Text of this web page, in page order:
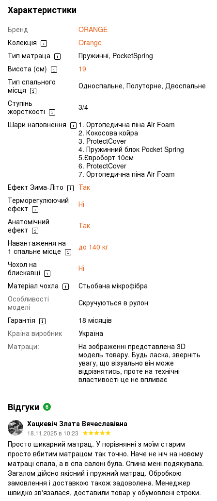
Характеристики
Бренд
ORANGE
Колекція
Orange
Тип матраца
Пружинні, PocketSpring
Висота (см)
19
Тип спального
місця
Односпальне, Полуторне, Двоспальне
Ступінь
жорсткості
3/4
Шари наповнення
1. Ортопедична піна Air Foam
2. Кокосова койра
3. ProtectCover
4. Пружинний блок Pocket Spring
5.Євроборт 10см
6. ProtectCover
7. Ортопедична піна Air Foam
Ефект Зима-Літо
Так
Терморегулюючий
ефект
Ні
Анатомічний
ефект
Так
Навантаження на
1 спальне місце
до 140 кг
Чохол на
блискавці
Ні
Матеріал чохла
Стьобана мікрофібра
Особливості
моделі
Скручуються в рулон
Гарантія
18 місяців
Країна виробник
Україна
Матраци:
На зображенні представлена 3D
модель товару. Будь ласка, зверніть
увагу, що візуально він може
відрізнятись, проте на технічні
властивості це не впливає
Відгуки 6
Хацкевіч Злата Вячеславівна
18.11.2025 в 10:23
Просто шикарний матрац. У порівнянні з моїм старим
просто вбитим матрацом так точно. Наче не ніч на новому
матраці спала, а в спа салоні була. Спина мені подякувала.
Загалом дійсно якісний і пружний матрац. Обробкою
замовлення і доставкою також задоволена. Менеджер
швидко зв'язалася, доставили товар у обумовлені строки.